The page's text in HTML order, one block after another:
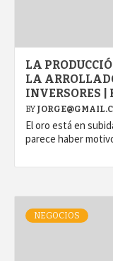
LA
LA
INVERSORES |
BY
El oro está en
parece haber
NEGOCIOS